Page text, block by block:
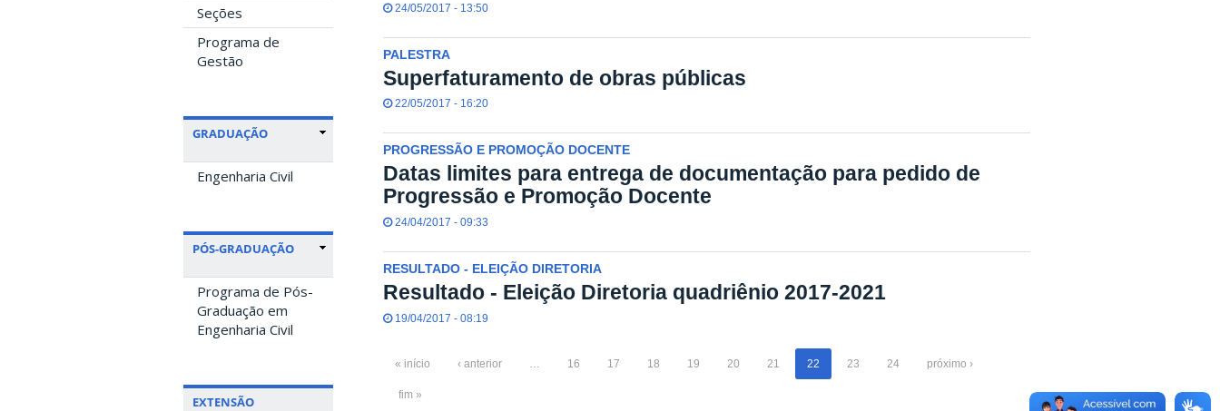
Seções
Programa de
Gestão
GRADUAÇÃO
Engenharia Civil
PÓS-GRADUAÇÃO
Programa de Pós-
Graduação em
Engenharia Civil
EXTENSÃO
24/05/2017 - 13:50
PALESTRA
Superfaturamento de obras públicas
22/05/2017 - 16:20
PROGRESSÃO E PROMOÇÃO DOCENTE
Datas limites para entrega de documentação para pedido de
Progressão e Promoção Docente
24/04/2017 - 09:33
RESULTADO - ELEIÇÃO DIRETORIA
Resultado - Eleição Diretoria quadriênio 2017-2021
19/04/2017 - 08:19
« início ‹ anterior 16 17 18 19 20 21 22 23 24 próximo ›
fim »